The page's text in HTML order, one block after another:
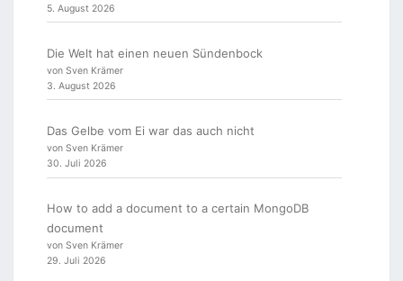
5. August 2026
Die Welt hat einen neuen Sündenbock
von Sven Krämer
3. August 2026
Das Gelbe vom Ei war das auch nicht
von Sven Krämer
30. Juli 2026
How to add a document to a certain MongoDB
document
von Sven Krämer
29. Juli 2026